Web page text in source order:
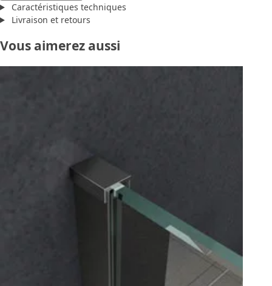
Caractéristiques techniques
Livraison et retours
Vous aimerez aussi